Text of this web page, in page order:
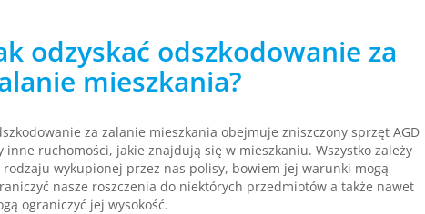
odzyskać odszkodowanie za
mieszkania?
za zalanie mieszkania obejmuje zniszczony sprzęt AGD
inne ruchomości, jakie znajdują się w mieszkaniu. Wszystko zależy
rodzaju wykupionej przez nas polisy, bowiem jej warunki mogą
nasze roszczenia do niektórych przedmiotów a także nawet
ograniczyć jej wysokość.